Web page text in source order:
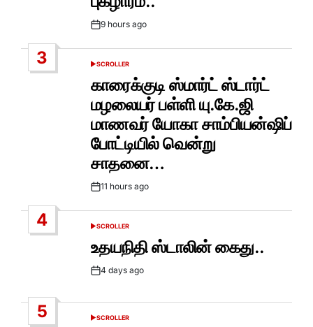
Post9 hours ago
3
POSTED
SCROLLER
காரைக்குடி ஸ்மார்ட் ஸ்டார்ட்
மழலையர் பள்ளி யு.கே.ஜி
மாணவர் யோகா சாம்பியன்ஷிப்
போட்டியில் வென்று
சாதனை…
Post11 hours ago
4
POSTED
SCROLLER
உதயநிதி ஸ்டாலின் கைது..
Post4 days ago
5
POSTED
SCROLLER